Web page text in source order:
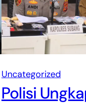
Uncategorized
Polisi